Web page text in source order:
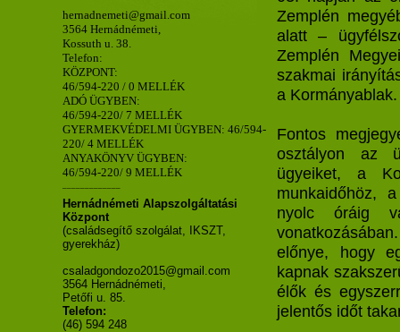
hernadnemeti@gmail.com
3564 Hernádnémeti,
Kossuth u. 38.
Telefon:
KÖZPONT:
46/594-220 / 0 MELLÉK
ADÓ ÜGYBEN:
46/594-220/ 7 MELLÉK
GYERMEKVÉDELMI ÜGYBEN: 46/594-
220/ 4 MELLÉK
ANYAKÖNYV ÜGYBEN:
46/594-220/ 9 MELLÉK
Hernádnémeti Alapszolgáltatási
Központ
(családsegítő szolgálat, IKSZT,
gyerekház)
csaladgondozo2015@gmail.com
3564 Hernádnémeti,
Petőfi u. 85.
Telefon:
(46) 594 248
Zemplén
alatt –
Zemplén
szakmai
a Kormányablak.
Fontos
osztályon az
ügyeiket, a
munkaidőhöz,
nyolc óráig
előnye, hogy
kapnak
élők és
jelentős időt